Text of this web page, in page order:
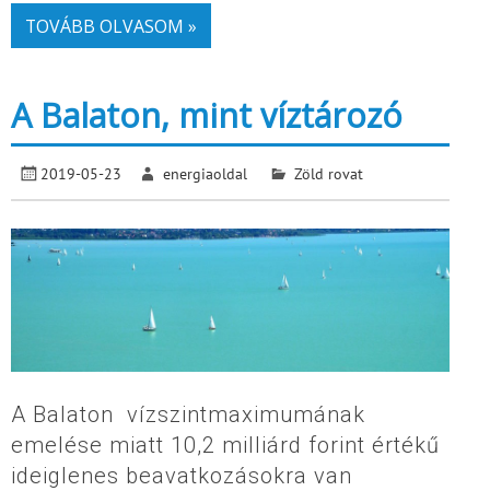
TOVÁBB OLVASOM »
A Balaton, mint víztározó
2019-05-23 energiaoldal Zöld rovat
A Balaton vízszintmaximumának
emelése miatt 10,2 milliárd forint értékű
ideiglenes beavatkozásokra van